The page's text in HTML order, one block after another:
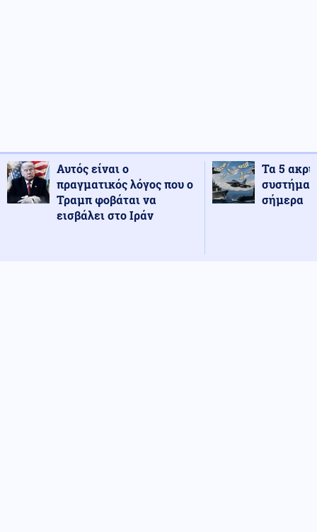
Αυτός είναι ο
πραγματικός λόγος που ο
Τραμπ φοβάται να
εισβάλει στο Ιράν
Τα 5
σήμερα